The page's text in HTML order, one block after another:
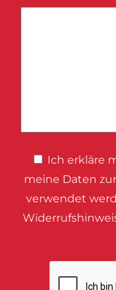
Ich erkläre
meine Daten
verwendet